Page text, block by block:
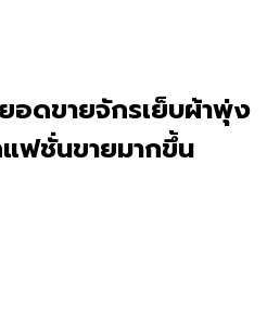
ดขายจักรเย็บผ้าพุ่ง
แฟชั่นขายมากขึ้น